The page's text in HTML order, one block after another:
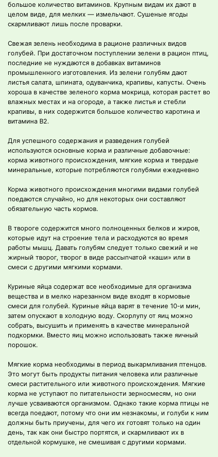
большое количество витаминов. Крупным видам их дают в
целом виде, для мелких — измельчают. Сушеные ягоды
скармливают лишь после проварки.
Свежая зелень необходима в рационе различных видов
голубей. При достаточном поступлении зелени в рацион птиц,
последние не нуждаются в добавках витаминов
промышленного изготовления. Из зелени голубям дают
листья салата, шпината, одуванчика, крапивы, капусты. Очень
хороша в качестве зеленого корма мокрица, которая растет во
влажных местах и на огороде, а также листья и стебли
крапивы, в них содержится большое количество каротина и
витамина В2.
Для успешного содержания и разведения голубей
используются основные корма и различные добавочные:
корма животного происхождения, мягкие корма и твердые
минеральные, которые потребляются голубями ежедневно
Корма животного происхождения многими видами голубей
поедаются случайно, но для некоторых они составляют
обязательную часть кормов.
В твороге содержится много полноценных белков и жиров,
которые идут на строение тела и расходуются во время
работы мышц. Давать голубям следует только свежий и не
жирный творог, творог в виде рассыпчатой «каши» или в
смеси с другими мягкими кормами.
Куриные яйца содержат все необходимые для организма
вещества и в мелко нарезанном виде входят в кормовые
смеси для голубей. Куриные яйца варят в течение 10-и мин,
затем опускают в холодную воду. Скорлупу от яиц можно
собрать, высушить и применять в качестве минеральной
подкормки. Вместо яиц можно использовать также яичный
порошок.
Мягкие корма необходимы в период выкармливания птенцов.
Это могут быть продукты питания человека или различные
смеси растительного или животного происхождения. Мягкие
корма не уступают по питательности зерносмесям, но они
лучше усваиваются организмом. Однако такие корма птицы не
всегда поедают, потому что они им незнакомы, и голуби к ним
должны быть приучены, для чего их готовят только на один
день, так как они быстро портятся, и скармливают их в
отдельной кормушке, не смешивая с другими кормами.